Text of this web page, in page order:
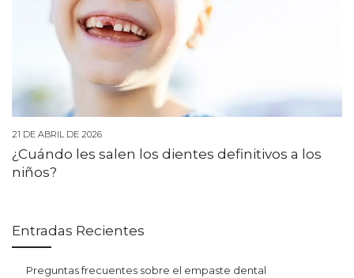
21 DE ABRIL DE 2026
¿Cuándo les salen los dientes definitivos a los
niños?
Entradas Recientes
Preguntas frecuentes sobre el empaste dental